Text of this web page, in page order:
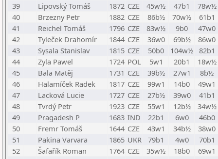
39
Lipovský Tomáš 1872 CZE 45w½ 47b1
78w½
40
Brzezny Petr 1882 CZE 86b½ 70w½
61b1
41
Reichel Tomáš 1796 CZE 83w½ 9b0
47w0
42
Tyleček Drahomír 1844 CZE 36w0 69b½
86w0
43
Sysala Stanislav 1815 CZE 50b0 104w½ 82b1
44
Zyla Pawel 1724 POL 5w1 20b1
18w½
45
Bala Matěj 1731 CZE 39b½ 27w1
8b½
46
Halamíček Radek 1817 CZE 99w1 14b0
49w1
47
Lacková Lucie 1727 CZE 27b½ 39w0
41b1
48
Tvrdý Petr 1923 CZE 55w1 12b½
34w½
49
Pragadesh P 1683 IND 22b1 6w0
46b0
50
Fremr Tomáš 1644 CZE 43w1 34b½
38w0
51
Pakina Varvara 1865 UKR 79b1 4w0
70b1
52
Šafařík Roman 1764 CZE 35w½ 18b0
69w1